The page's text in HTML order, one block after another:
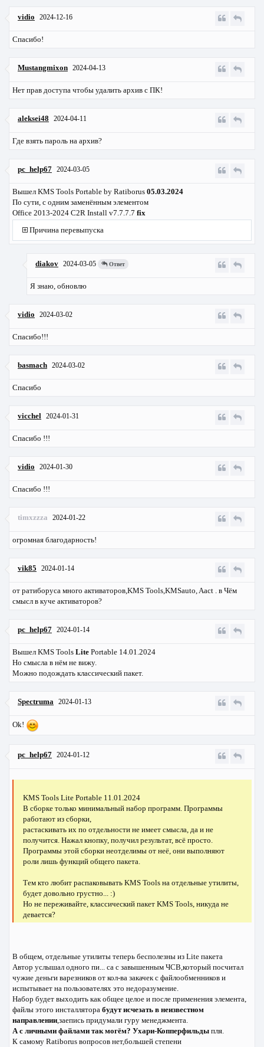
vidio 2024-12-16
Спасибо!
Mustangmixon 2024-04-13
Нет прав доступа чтобы удалить архив с ПК!
aleksei48 2024-04-11
Где взять пароль на архив?
pc_help67 2024-03-05
Вышел KMS Tools Portable by Ratiborus 05.03.2024
По сути, с одним заменённым элементом
Office 2013-2024 C2R Install v7.7.7.7 fix
Причина перевыпуска
diakov 2024-03-05 Ответ
Я знаю, обновлю
vidio 2024-03-02
Спасибо!!!
basmach 2024-03-02
Спасибо
vicchel 2024-01-31
Спасибо !!!
vidio 2024-01-30
Спасибо !!!
timxzzza 2024-01-22
огромная благодарность!
vik85 2024-01-14
от ратиборуса много активаторов,KMS Tools,KMSauto, Aact . в Чём
смысл в куче активаторов?
pc_help67 2024-01-14
Вышел KMS Tools Lite Portable 14.01.2024
Но смысла в нём не вижу.
Можно подождать классический пакет.
Spectruma 2024-01-13
Ok!
pc_help67 2024-01-12
KMS Tools Lite Portable 11.01.2024
В сборке только минимальный набор программ. Программы
работают из сборки,
растаскивать их по отдельности не имеет смысла, да и не
получится. Нажал кнопку, получил результат, всё просто.
Программы этой сборки неотделимы от неё, они выполняют
роли лишь функций общего пакета.
Тем кто любит распаковывать KMS Tools на отдельные утилиты,
будет довольно грустно... :)
Но не переживайте, классический пакет KMS Tools, никуда не
девается?
В общем, отдельные утилиты теперь бесполезны из Lite пакета
Автор услышал одного пи... са c завышенным ЧСВ,который посчитал
чужие деньги варезников от кол-ва закачек с файлообменников и
испытывает на пользователях это недоразумение.
Набор будет выходить как общее целое и после применения элемента,
файлы этого инсталлятора будут исчезать в неизвестном
направлении,заепись придумали гуру менеджмента.
А с личными файлами так могём? Ухари-Копперфильды пля.
К самому Ratiborus вопросов нет,большей степени